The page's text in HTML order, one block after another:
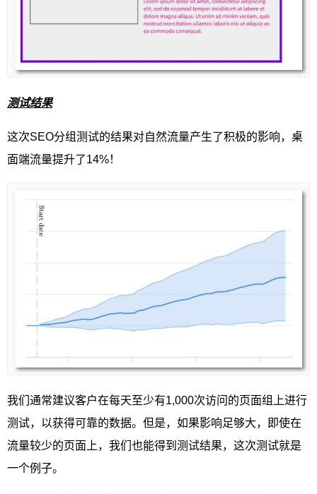
测试结果
这次SEO分组测试的结果对自然流量产生了积极的影响，桌
面端流量提升了14%！
我们通常建议客户在每天至少有1,000次访问的页面组上进行
测试，以获得可靠的数据。但是，如果影响足够大，即使在
流量较少的页面上，我们也能得到测试结果，这次测试就是
一个例子。